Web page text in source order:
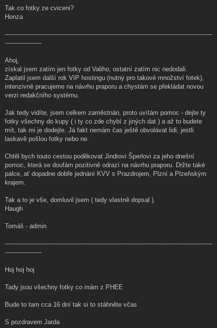
í
p
e
Tak co fotky ze cviceni?
Honza
-----------------------------------------------------------------------------------------------------------
-------------------
Ahoj,
získal jsem zatím jen fotky od Valiho, ostatní zatím nic nedodali.
Zaplatil jsem další rok VIP hostingu (nutný pro takové množství fotek),
intenzivně pracujeme na návrhu praporu a chystám se překládat novou
verzi redakčního systému.
Jak tedy vidíte, jsem celkem zaměstnán, proto uvítám pomoc - dejte ty
fotky všechny do kupy ( i ty co zde chybí z jiných dat ) a až to budete
mít, tak mi je dodejte. Já fakt nemám čas ještě obvolávat lidi, jestli
laskavě pošlou fotky nebo ne.
Chtěl bych touto cestou poděkovat Jindrovi Šperlovi za jeho dnešní
pomoc, která se doufám pozitivně odrazí na návrhu praporu. Držte také
palce, ať dopadne dobře jednání KVV s Prazdrojem, Plzní a Plzeňským
krajem.
Tak a to je vše, domluvil jsem ( tedy vlastně dopsal ).
Haugh
Tomáš - admin
-----------------------------------------------------------------------------------------------------------
-------------------
Hoj hoj hoj
Tady jsou všechny fotky co mám z PHEE
Bude to tam cca 16 dní tak si to stáhněte včas
S pozdravem Jarda